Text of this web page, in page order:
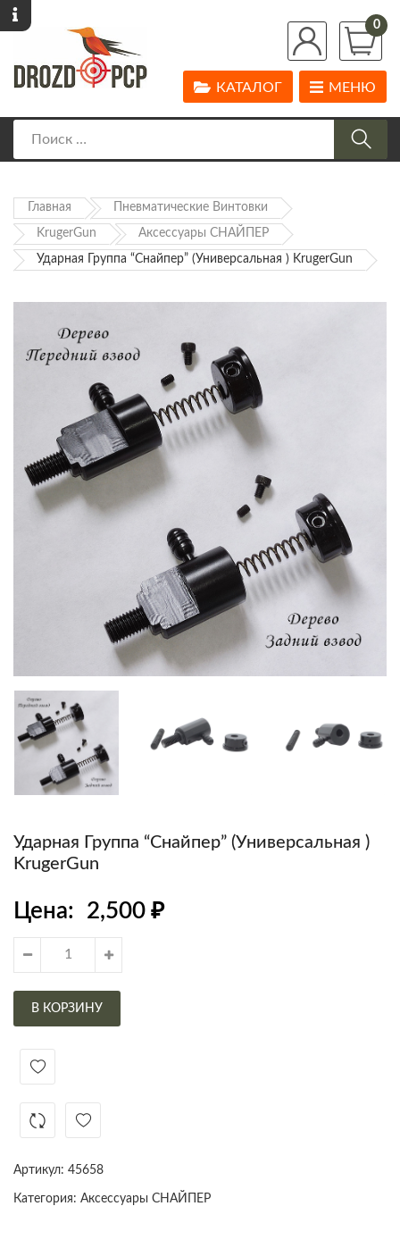
0
МЕНЮ
КАТАЛОГ
Главная Пневматические Винтовки
KrugerGun Аксессуары СНАЙПЕР
Ударная Группа “Снайпер” (Универсальная ) KrugerGun
Ударная Группа “Снайпер” (Универсальная )
KrugerGun
Цена: 2,500 ₽
В КОРЗИНУ
Артикул: 45658
Категория: Аксессуары СНАЙПЕР